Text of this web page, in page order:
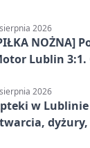
2026
NOŻNA]
Lublin 3:1.
2026
w